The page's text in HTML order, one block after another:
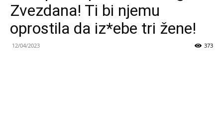
Zvezdana! Ti bi njemu
oprostila da iz*ebe tri žene!
12/04/2023 373